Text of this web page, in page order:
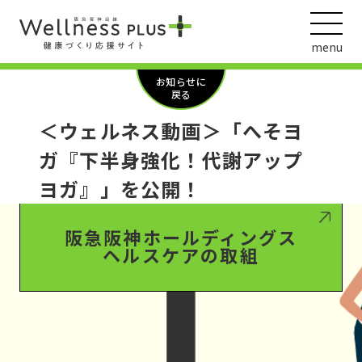
menu
お知らせに
戻る
＜ウェルネス動画＞「へそヨ
ガ『下半身強化！代謝アップ
ヨガ』」を公開！
ウェルネス動画
阪急阪神ホールディングス
ヘルスケアの取組